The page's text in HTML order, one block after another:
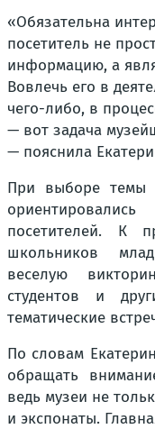
«Обязательна
посетитель не
информацию, а
Вовлечь его в
чего-либо, в
— вот задача
— пояснила
При выборе темы
посетителей. К
школьников
веселую
студентов и
тематические
По словам
обращать
ведь музеи не
и экспонаты.